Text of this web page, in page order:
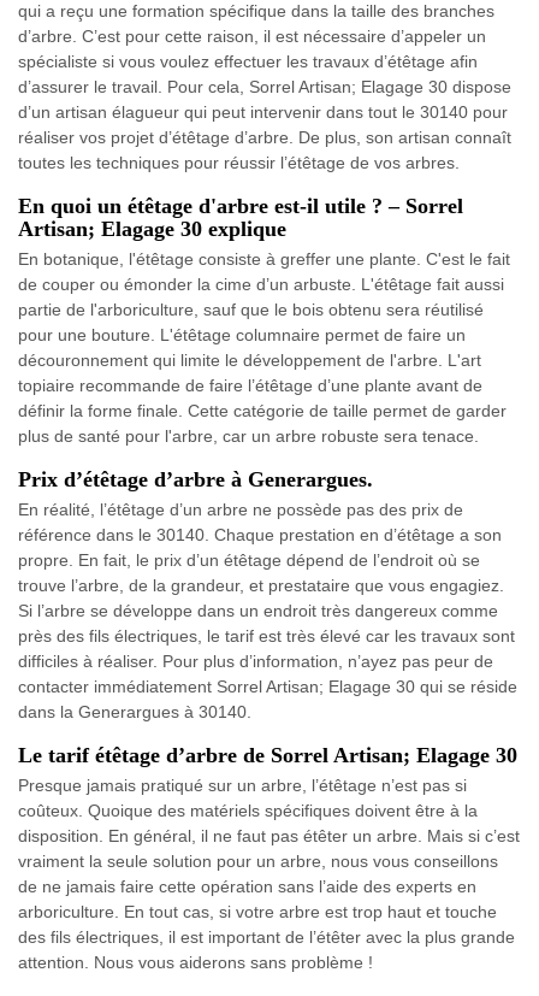
qui a reçu une formation spécifique dans la taille des branches
d’arbre. C’est pour cette raison, il est nécessaire d’appeler un
spécialiste si vous voulez effectuer les travaux d’étêtage afin
d’assurer le travail. Pour cela, Sorrel Artisan; Elagage 30 dispose
d’un artisan élagueur qui peut intervenir dans tout le 30140 pour
réaliser vos projet d’étêtage d’arbre. De plus, son artisan connaît
toutes les techniques pour réussir l’étêtage de vos arbres.
En quoi un étêtage d'arbre est-il utile ? – Sorrel
Artisan; Elagage 30 explique
En botanique, l'étêtage consiste à greffer une plante. C'est le fait
de couper ou émonder la cime d’un arbuste. L'étêtage fait aussi
partie de l'arboriculture, sauf que le bois obtenu sera réutilisé
pour une bouture. L'étêtage columnaire permet de faire un
découronnement qui limite le développement de l'arbre. L'art
topiaire recommande de faire l’étêtage d’une plante avant de
définir la forme finale. Cette catégorie de taille permet de garder
plus de santé pour l'arbre, car un arbre robuste sera tenace.
Prix d’étêtage d’arbre à Generargues.
En réalité, l’étêtage d’un arbre ne possède pas des prix de
référence dans le 30140. Chaque prestation en d’étêtage a son
propre. En fait, le prix d’un étêtage dépend de l’endroit où se
trouve l’arbre, de la grandeur, et prestataire que vous engagiez.
Si l’arbre se développe dans un endroit très dangereux comme
près des fils électriques, le tarif est très élevé car les travaux sont
difficiles à réaliser. Pour plus d’information, n’ayez pas peur de
contacter immédiatement Sorrel Artisan; Elagage 30 qui se réside
dans la Generargues à 30140.
Le tarif étêtage d’arbre de Sorrel Artisan; Elagage 30
Presque jamais pratiqué sur un arbre, l’étêtage n’est pas si
coûteux. Quoique des matériels spécifiques doivent être à la
disposition. En général, il ne faut pas étêter un arbre. Mais si c’est
vraiment la seule solution pour un arbre, nous vous conseillons
de ne jamais faire cette opération sans l’aide des experts en
arboriculture. En tout cas, si votre arbre est trop haut et touche
des fils électriques, il est important de l’étêter avec la plus grande
attention. Nous vous aiderons sans problème !